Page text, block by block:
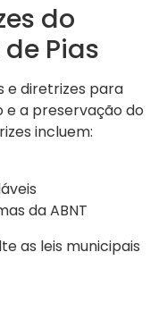
do
Pias
e diretrizes para
e a preservação do
incluem:
da ABNT
as leis municipais